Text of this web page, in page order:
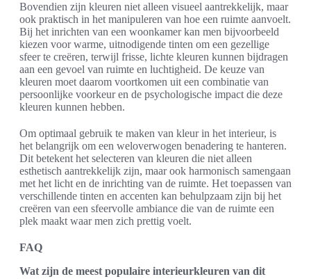
Bovendien zijn kleuren niet alleen visueel aantrekkelijk, maar
ook praktisch in het manipuleren van hoe een ruimte aanvoelt.
Bij het inrichten van een woonkamer kan men bijvoorbeeld
kiezen voor warme, uitnodigende tinten om een gezellige
sfeer te creëren, terwijl frisse, lichte kleuren kunnen bijdragen
aan een gevoel van ruimte en luchtigheid. De keuze van
kleuren moet daarom voortkomen uit een combinatie van
persoonlijke voorkeur en de psychologische impact die deze
kleuren kunnen hebben.
Om optimaal gebruik te maken van kleur in het interieur, is
het belangrijk om een weloverwogen benadering te hanteren.
Dit betekent het selecteren van kleuren die niet alleen
esthetisch aantrekkelijk zijn, maar ook harmonisch samengaan
met het licht en de inrichting van de ruimte. Het toepassen van
verschillende tinten en accenten kan behulpzaam zijn bij het
creëren van een sfeervolle ambiance die van de ruimte een
plek maakt waar men zich prettig voelt.
FAQ
Wat zijn de meest populaire interieurkleuren van dit